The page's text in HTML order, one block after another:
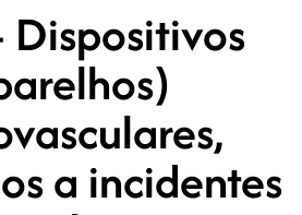
Dispositivos
a incidentes